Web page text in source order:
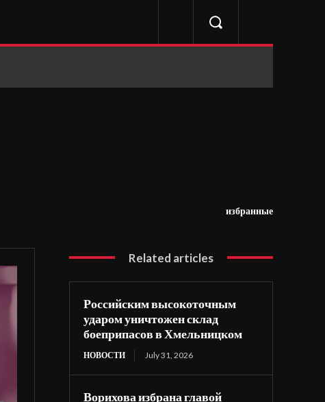
избранные
Related articles
Российским высокоточным
ударом уничтожен склад
боеприпасов в Хмельницком
НОВОСТИ July 31, 2026
Ворихова избрана главой